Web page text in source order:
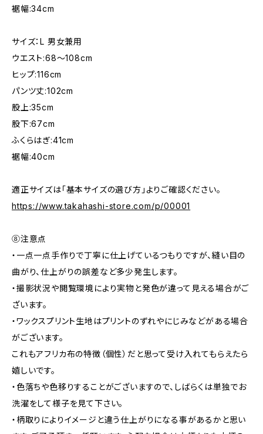
裾幅:34cm
サイズ：L 男女兼用
ウエスト:68〜108cm
ヒップ:116cm
パンツ丈:102cm
股上:35cm
股下:67cm
ふくらはぎ:41cm
裾幅:40cm
適正サイズは「基本サイズの選び方」よりご確認ください。
https://www.takahashi-store.com/p/00001
⑧注意点
・一点一点手作りで丁寧に仕上げているつもりですが、縫い目の
曲がり、仕上がりの誤差など多少発生します。
・撮影状況や閲覧環境により実物と発色が違って見える場合がご
ざいます。
・ワックスプリント生地はプリントのずれやにじみなどがある場合
がございます。
これもアフリカ布の特徴（個性）だと思って受け入れてもらえたら
嬉しいです。
・色落ちや色移りすることがございますので、しばらくは単独でお
洗濯をして様子を見て下さい。
・柄取りによりイメージと違う仕上がりになる事があるかと思い